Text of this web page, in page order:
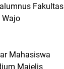
Fakultas
Wajo
Mahasiswa
Majelis